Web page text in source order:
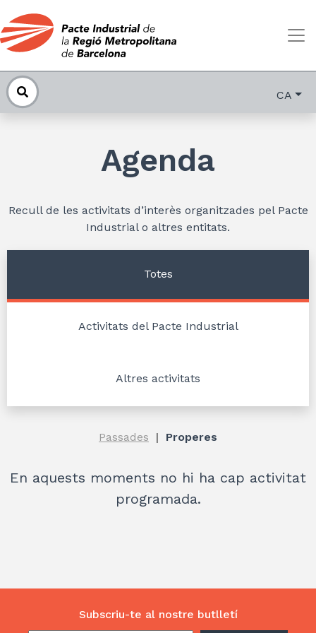
CA
Agenda
Recull de les activitats d’interès organitzades pel Pacte
Industrial o altres entitats.
Totes
Activitats del Pacte Industrial
Altres activitats
Passades Properes
En aquests moments no hi ha cap activitat
programada.
Subscriu-te al nostre butlletí